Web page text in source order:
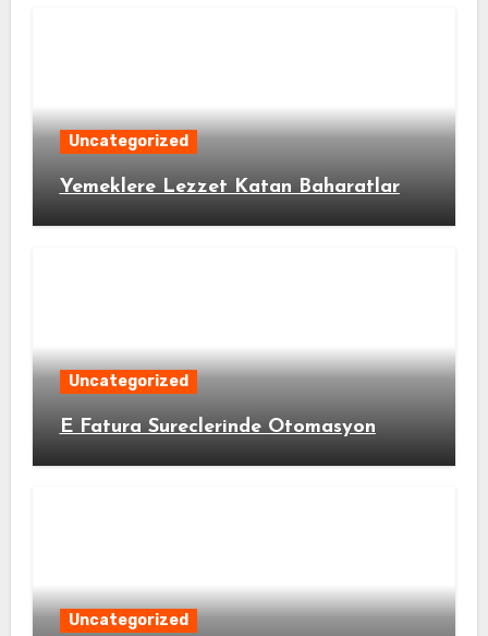
Uncategorized
Yemeklere Lezzet Katan Baharatlar
Uncategorized
E Fatura Sureclerinde Otomasyon
Uncategorized